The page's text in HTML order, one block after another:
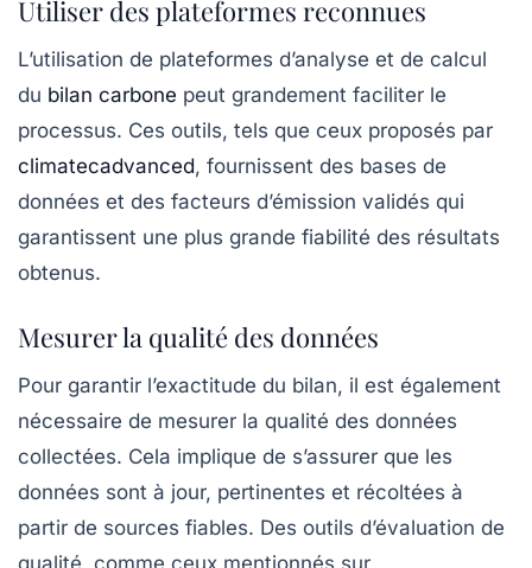
Utiliser des plateformes reconnues
L’utilisation de plateformes d’analyse et de calcul
du bilan carbone peut grandement faciliter le
processus. Ces outils, tels que ceux proposés par
climatecadvanced, fournissent des bases de
données et des facteurs d’émission validés qui
garantissent une plus grande fiabilité des résultats
obtenus.
Mesurer la qualité des données
Pour garantir l’exactitude du bilan, il est également
nécessaire de mesurer la qualité des données
collectées. Cela implique de s’assurer que les
données sont à jour, pertinentes et récoltées à
partir de sources fiables. Des outils d’évaluation de